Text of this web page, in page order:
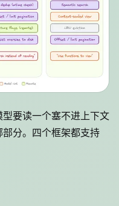
要读一个塞不进上下文
分。四个框架都支持